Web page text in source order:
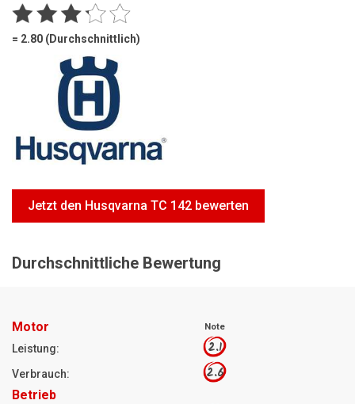
Freischneider
Jetzt Bewerten
= 2.80 (Durchschnittlich)
Jetzt den Husqvarna TC 142 bewerten
Durchschnittliche Bewertung
Motor Note
Leistung: 2.1
Verbrauch: 2.6
Betrieb